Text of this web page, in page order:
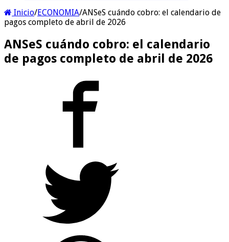
Inicio/ECONOMIA/ANSeS cuándo cobro: el calendario de
pagos completo de abril de 2026
ANSeS cuándo cobro: el calendario
de pagos completo de abril de 2026